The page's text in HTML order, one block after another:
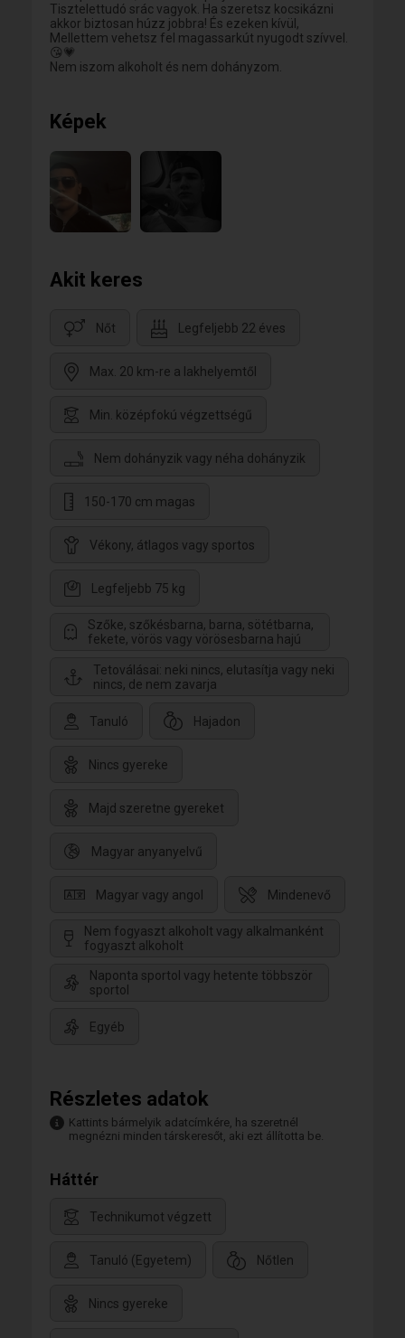
Tisztelettudó srác vagyok. Ha szeretsz kocsikázni
akkor biztosan húzz jobbra! És ezeken kívül,
Mellettem vehetsz fel magassarkút nyugodt szívvel.
😘💗
Nem iszom alkoholt és nem dohányzom.
Képek
Akit keres
Nőt Legfeljebb 22 éves
Max. 20 km-re a lakhelyemtől
Min. középfokú végzettségű
Nem dohányzik vagy néha dohányzik
150-170 cm magas
Vékony, átlagos vagy sportos
Legfeljebb 75 kg
Szőke, szőkésbarna, barna, sötétbarna,
fekete, vörös vagy vörösesbarna hajú
Tetoválásai: neki nincs, elutasítja vagy neki
nincs, de nem zavarja
Tanuló Hajadon
Nincs gyereke
Majd szeretne gyereket
Magyar anyanyelvű
Magyar vagy angol Mindenevő
Nem fogyaszt alkoholt vagy alkalmanként
fogyaszt alkoholt
Naponta sportol vagy hetente többször
sportol
Egyéb
Részletes adatok
Kattints bármelyik adatcímkére, ha szeretnél
megnézni minden társkeresőt, aki ezt állította be.
Háttér
Technikumot végzett
Tanuló (Egyetem) Nőtlen
Nincs gyereke